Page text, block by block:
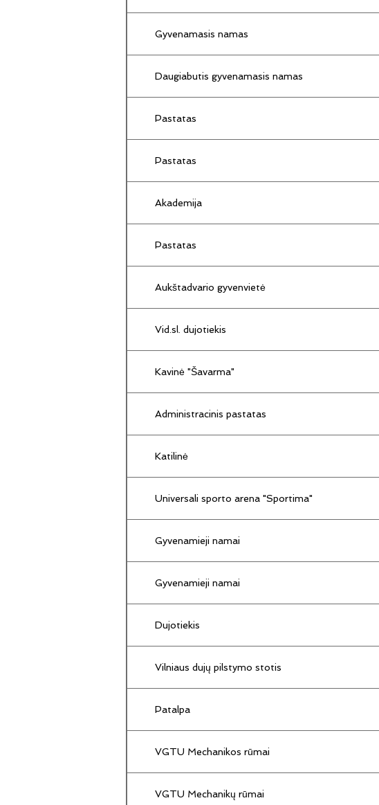
Gyvenamasis namas
Daugiabutis gyvenamasis namas
Pastatas
Pastatas
Akademija
Pastatas
Aukštadvario gyvenvietė
Vid.sl. dujotiekis
Kavinė "Šavarma"
Administracinis pastatas
Katilinė
Universali sporto arena "Sportima"
Gyvenamieji namai
Gyvenamieji namai
Dujotiekis
Vilniaus dujų pilstymo stotis
Patalpa
VGTU Mechanikos rūmai
VGTU Mechanikų rūmai